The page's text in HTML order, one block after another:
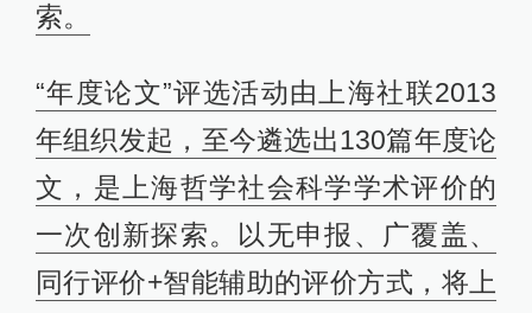
索。
“年度论文”评选活动由上海社联2013
年组织发起，至今遴选出130篇年度论
文，是上海哲学社会科学学术评价的
一次创新探索。以无申报、广覆盖、
同行评价+智能辅助的评价方式，将上